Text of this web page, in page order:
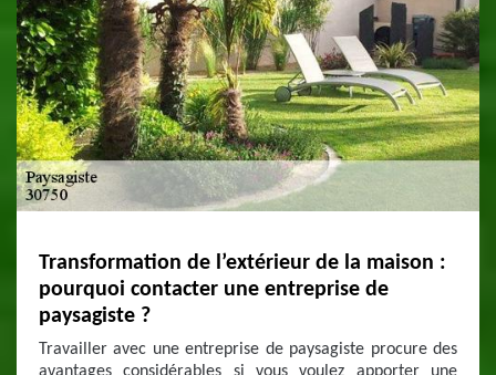
Transformation de l’extérieur de la maison :
pourquoi contacter une entreprise de
paysagiste ?
Travailler avec une entreprise de paysagiste procure des